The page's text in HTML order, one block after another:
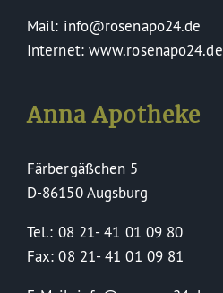
Mail: info@rosenapo24.de
Internet: www.rosenapo24.de
Anna Apotheke
Färbergäßchen 5
D-86150 Augsburg
Tel.: 08 21- 41 01 09 80
Fax: 08 21- 41 01 09 81